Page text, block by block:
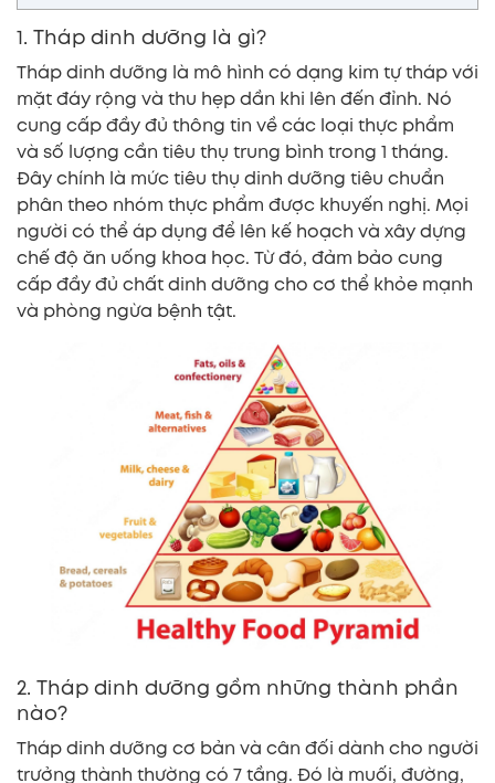
1. Tháp dinh dưỡng là gì?
Tháp dinh dưỡng là mô hình có dạng kim tự tháp với
mặt đáy rộng và thu hẹp dần khi lên đến đỉnh. Nó
cung cấp đầy đủ thông tin về các loại thực phẩm
và số lượng cần tiêu thụ trung bình trong 1 tháng.
Đây chính là mức tiêu thụ dinh dưỡng tiêu chuẩn
phân theo nhóm thực phẩm được khuyến nghị. Mọi
người có thể áp dụng để lên kế hoạch và xây dựng
chế độ ăn uống khoa học. Từ đó, đảm bảo cung
cấp đầy đủ chất dinh dưỡng cho cơ thể khỏe mạnh
và phòng ngừa bệnh tật.
2. Tháp dinh dưỡng gồm những thành phần
nào?
Tháp dinh dưỡng cơ bản và cân đối dành cho người
trưởng thành thường có 7 tầng. Đó là muối, đường,